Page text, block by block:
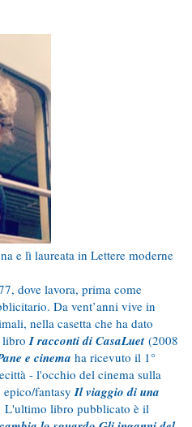
e lì laureata in Lettere moderne
dove lavora, prima come
Da vent’anni vive in
nella casetta che ha dato
libroI racconti di CasaLuet (2008
e cinema ha ricevuto il 1°
- l'occhio del cinema sulla
fantasy Il viaggio di una
L'ultimo libro pubblicato è il